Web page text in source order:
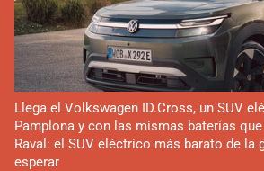
Llega el Volkswagen ID.Cross, un SUV
Pamplona y con las mismas baterías que
Raval: el SUV eléctrico más barato de la
esperar